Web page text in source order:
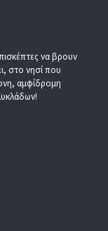
να βρουν
στο νησί που
αμφίδρομη